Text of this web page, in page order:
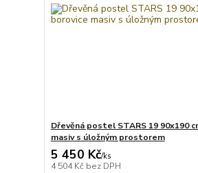
Dřevěná postel STARS 19 90x190
masiv s úložným prostorem
5 450 Kč/ks
4 504 Kč bez DPH